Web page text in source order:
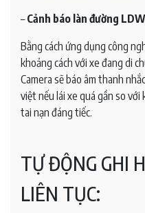
–Cảnh báo làn đường
Bằng cách ứng dụng công
khoảng cách với xe đang di
Camera sẽ báo âm thanh
việt nếu lái xe quá gần so
tai nạn đáng tiếc.
TỰ ĐỘNG GHI
LIÊN TỤC: